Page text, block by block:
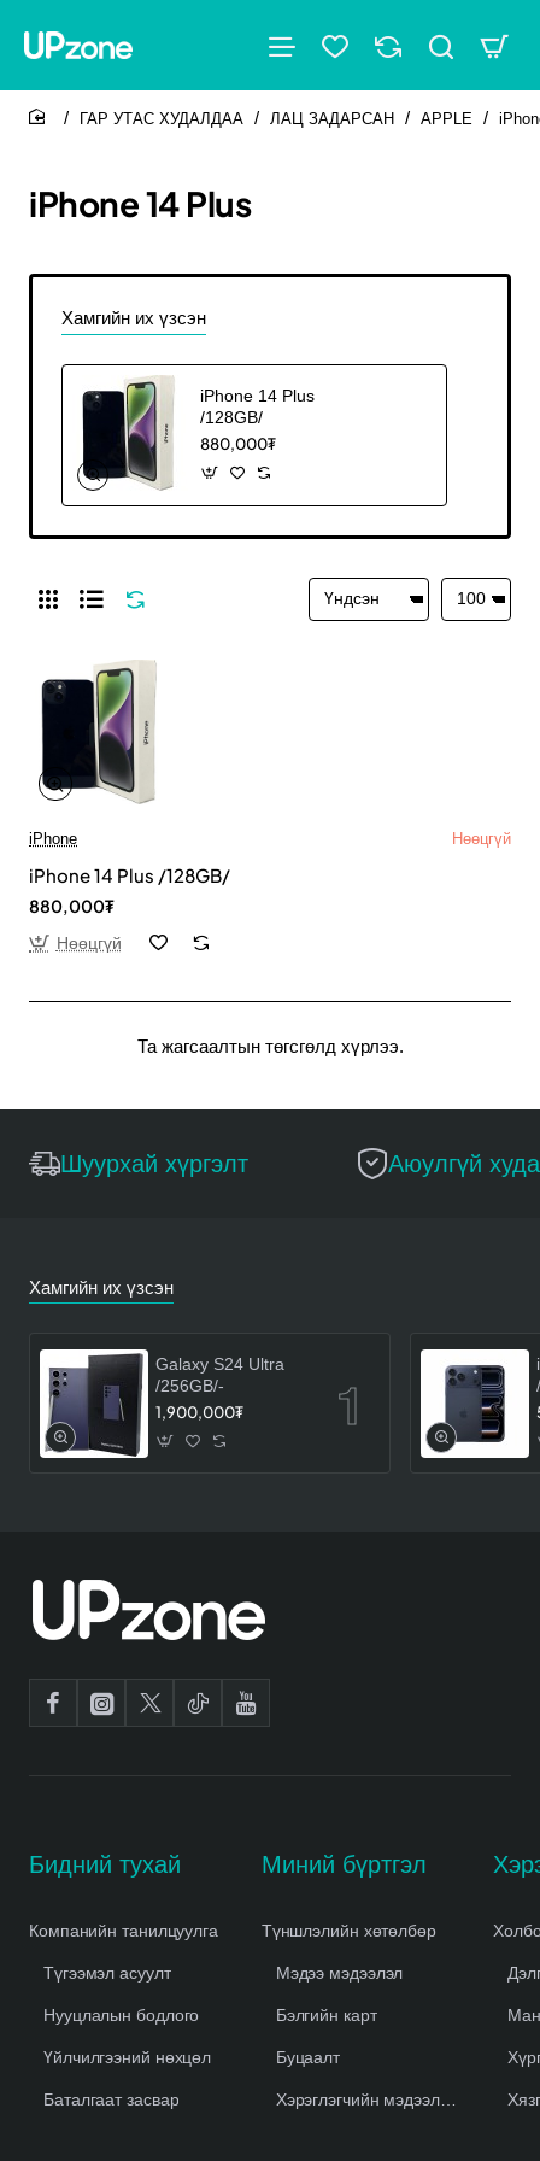
iPhone 14 Plus
ГАР УТАС ХУДАЛДАА ЛАЦ ЗАДАРСАН APPLE
Хамгийн их үзсэн
iPhone 14 Plus
/128GB/
880,000₮
iPhone Нөөцгүй
iPhone 14 Plus /128GB/
880,000₮
Нөөцгүй
Та жагсаалтын төгсгөлд хүрлээ.
Шуурхай хүргэлт Аюулгүй
Хамгийн их үзсэн
Galaxy S24 Ultra
/256GB/-
1,900,000₮
Бидний тухай
Компанийн танилцуулга
Түгээмэл асуулт
Нууцлалын бодлого
Үйлчилгээний нөхцөл
Баталгаат засвар
Миний бүртгэл
Түншлэлийн хөтөлбөр
Мэдээ мэдээлэл
Бэлгийн карт
Буцаалт
Хэрэглэгчийн мэдээлэл устгах